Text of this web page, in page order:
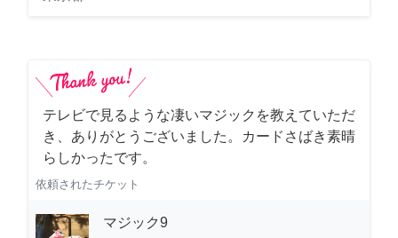
テレビで見るような凄いマジックを教えていただ
き、ありがとうございました。カードさばき素晴
らしかったです。
依頼されたチケット
マジック9